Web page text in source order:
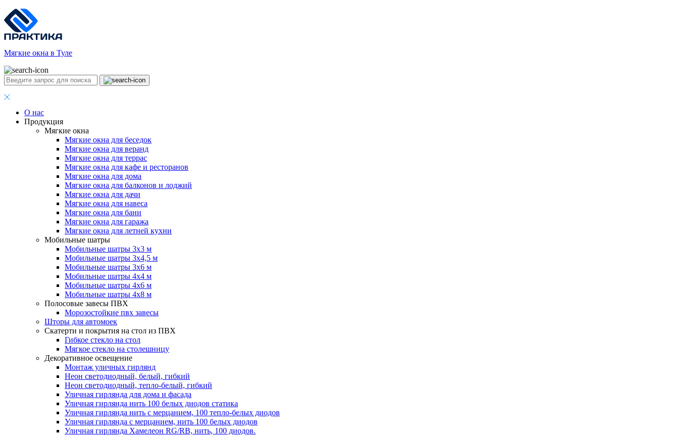
Мягкие окна в Туле
О нас
Продукция
Мягкие окна
Мягкие окна для беседок
Мягкие окна для веранд
Мягкие окна для террас
Мягкие окна для кафе и ресторанов
Мягкие окна для дома
Мягкие окна для балконов и лоджий
Мягкие окна для дачи
Мягкие окна для навеса
Мягкие окна для бани
Мягкие окна для гаража
Мягкие окна для летней кухни
Мобильные шатры
Мобильные шатры 3х3 м
Мобильные шатры 3х4,5 м
Мобильные шатры 3х6 м
Мобильные шатры 4х4 м
Мобильные шатры 4х6 м
Мобильные шатры 4х8 м
Полосовые завесы ПВХ
Морозостойкие пвх завесы
Шторы для автомоек
Скатерти и покрытия на стол из ПВХ
Гибкое стекло на стол
Мягкое стекло на столешницу
Декоративное освещение
Монтаж уличных гирлянд
Неон светодиодный, белый, гибкий
Неон светодиодный, тепло-белый, гибкий
Уличная гирлянда для дома и фасада
Уличная гирлянда нить 100 белых диодов статика
Уличная гирлянда нить с мерцанием, 100 тепло-белых диодов
Уличная гирлянда с мерцанием, нить 100 белых диодов
Уличная гирлянда Хамелеон RG/RB, нить, 100 диодов.